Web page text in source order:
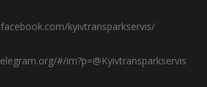
kyivtransparkservis/
#/im?p=@Kyivtransparkservis